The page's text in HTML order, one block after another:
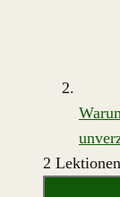
2 Lektionen